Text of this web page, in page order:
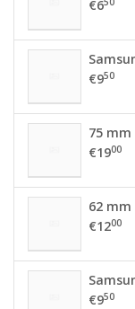
€6
€950
75
€1900
62
€1200
€950